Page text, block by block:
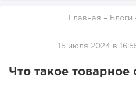
Главная – Блоги
15 июля 2024 в
Что такое товарное